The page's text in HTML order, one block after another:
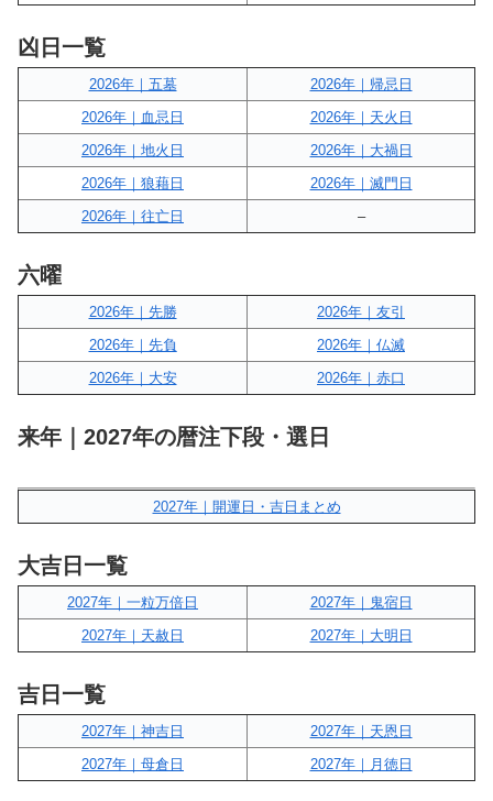
凶日一覧
2026年｜五墓
2026年｜帰忌日
2026年｜血忌日
2026年｜天火日
2026年｜地火日
2026年｜大禍日
2026年｜狼藉日
2026年｜滅門日
2026年｜往亡日
–
六曜
2026年｜先勝
2026年｜友引
2026年｜先負
2026年｜仏滅
2026年｜大安
2026年｜赤口
来年｜2027年の暦注下段・選日
2027年｜開運日・吉日まとめ
大吉日一覧
2027年｜一粒万倍日
2027年｜鬼宿日
2027年｜天赦日
2027年｜大明日
吉日一覧
2027年｜神吉日
2027年｜天恩日
2027年｜母倉日
2027年｜月徳日